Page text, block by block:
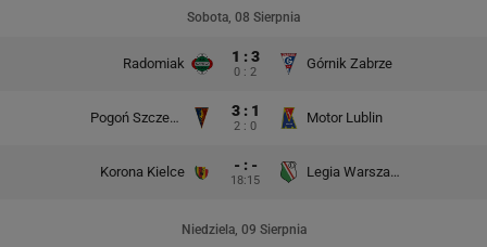
Sobota, 08 Sierpnia
Radomiak 1 : 3
0 : 2
Górnik Zabrze
Pogoń Szczecin 3 : 1
2 : 0
Motor Lublin
Korona Kielce - : -
18:15
Legia Warszawa
Niedziela, 09 Sierpnia